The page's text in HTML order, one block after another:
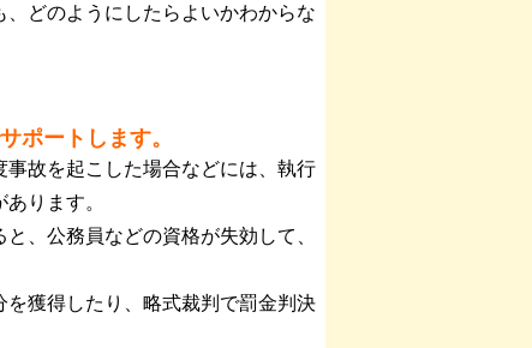
どのようにしたらよいかわからな
ポートします。
故を起こした場合などには、執行
ります。
、公務員などの資格が失効して、
獲得したり、略式裁判で罰金判決